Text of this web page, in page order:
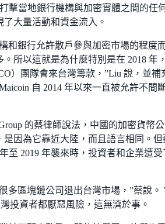
擊當地銀行機構與加密實體之間的任
大量活動和資金流入。
和銀行允許散戶參與加密市場的程度
所以這就是為什麼特別是在 2018 年
）團隊會來台灣籌款，”Liu 說，並補
自 2014 年以來一直被允許不間
的蔡律師說法，中國的加密貨幣
是因為它靠近大陸，而且語言相同。但
至 2019 年襲來時，投資者和企業遭受
多區塊鏈公司退出台灣市場，”蔡說。
投資者都厭惡風險，這無濟於事。